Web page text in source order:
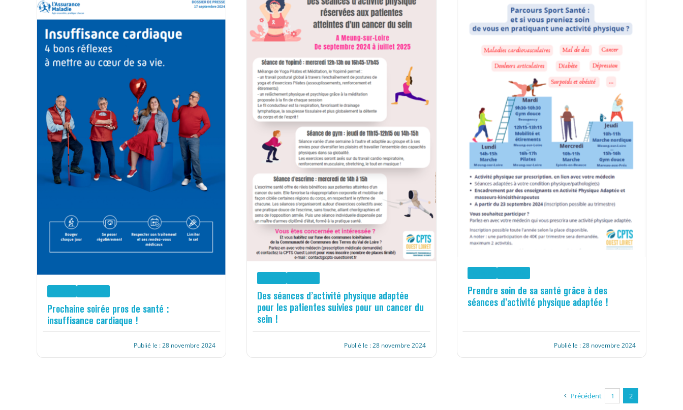
Prochaine soirée pros de santé :
insuffisance cardiaque !
Publié le : 28 novembre 2024
Des séances d’activité physique adaptée
pour les patientes suivies pour un cancer du
sein !
Publié le : 28 novembre 2024
Prendre soin de sa santé grâce à des
séances d’activité physique adaptée !
Publié le : 28 novembre 2024
Précédent 1 2